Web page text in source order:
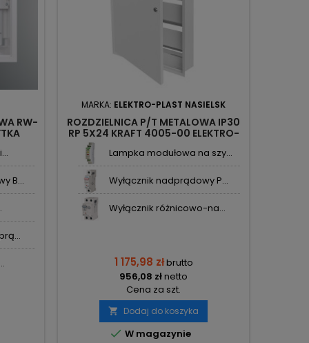
RW-
B...
MARKA: ELEKTRO-PLAST NASIELSK
ROZDZIELNICA P/T METALOWA IP30
RP 5X24 KRAFT 4005-00 ELEKTRO-
Lampka modułowa na szy...
Wyłącznik nadprądowy P...
Wyłącznik różnicowo-na...
1 175,98 złbrutto
956,08 złnetto
Cena za szt.
 Dodaj do koszyka
 W magazynie